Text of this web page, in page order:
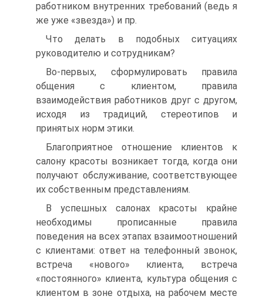
работником внутренних требований (ведь я
же уже «звезда») и пр.
Что делать в подобных ситуациях
руководителю и сотрудникам?
Во-первых, сформулировать правила
общения с клиентом, правила
взаимодействия работников друг с другом,
исходя из традиций, стереотипов и
принятых норм этики.
Благоприятное отношение клиентов к
салону красоты возникает тогда, когда они
получают обслуживание, соответствующее
их собственным представлениям.
В успешных салонах красоты крайне
необходимы прописанные правила
поведения на всех этапах взаимоотношений
с клиентами: ответ на телефонный звонок,
встреча «нового» клиента, встреча
«постоянного» клиента, культура общения с
клиентом в зоне отдыха, на рабочем месте